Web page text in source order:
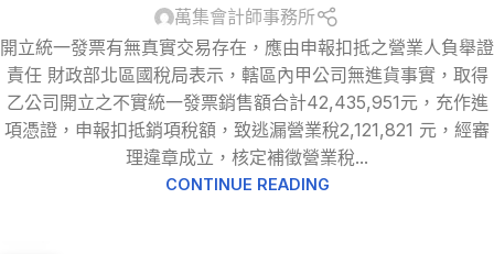
萬集會計師事務所
開立統一發票有無真實交易存在，應由申報扣抵之營業人負舉證
責任 財政部北區國稅局表示，轄區內甲公司無進貨事實，取得
乙公司開立之不實統一發票銷售額合計42,435,951元，充作進
項憑證，申報扣抵銷項稅額，致逃漏營業稅2,121,821 元，經審
理違章成立，核定補徵營業稅...
CONTINUE READING